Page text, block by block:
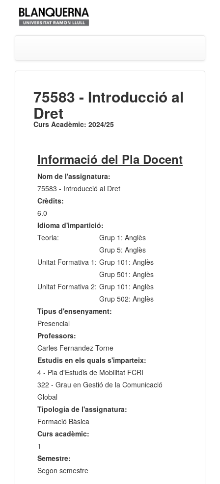
75583 - Introducció al
Dret
Curs Acadèmic: 2024/25
Informació del Pla Docent
Nom de l'assignatura:
75583 - Introducció al Dret
Crèdits:
6.0
Idioma d'impartició:
Teoria:
Grup 1: Anglès
Grup 5: Anglès
Unitat Formativa 1: Grup 101: Anglès
Grup 501: Anglès
Unitat Formativa 2: Grup 101: Anglès
Grup 502: Anglès
Tipus d'ensenyament:
Presencial
Professors:
Carles Fernandez Torne
Estudis en els quals s'imparteix:
4 - Pla d'Estudis de Mobilitat FCRI
322 - Grau en Gestió de la Comunicació
Global
Tipologia de l'assignatura:
Formació Bàsica
Curs acadèmic:
1
Semestre:
Segon semestre